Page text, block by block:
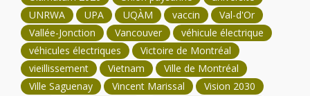
UNRWA
UPA UQÀM vaccin
Val-d'Or
Vallée-Jonction
Vancouver
véhicule électrique
véhicules électriques
Victoire de Montréal
vieillissement
Vietnam
Ville de Montréal
Ville Saguenay
Vincent Marissal
Vision 2030